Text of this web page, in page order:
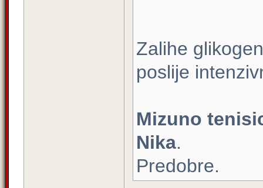
Zalihe
poslije
Mizuno
Nika.
Predobre.